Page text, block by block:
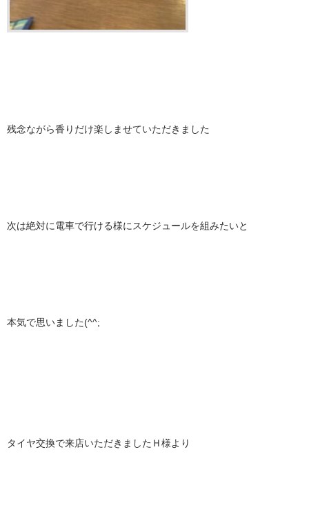
残念ながら香りだけ楽しませていただきました
次は絶対に電車で行ける様にスケジュールを組みたいと
本気で思いました(^^;
タイヤ交換で来店いただきましたＨ様より